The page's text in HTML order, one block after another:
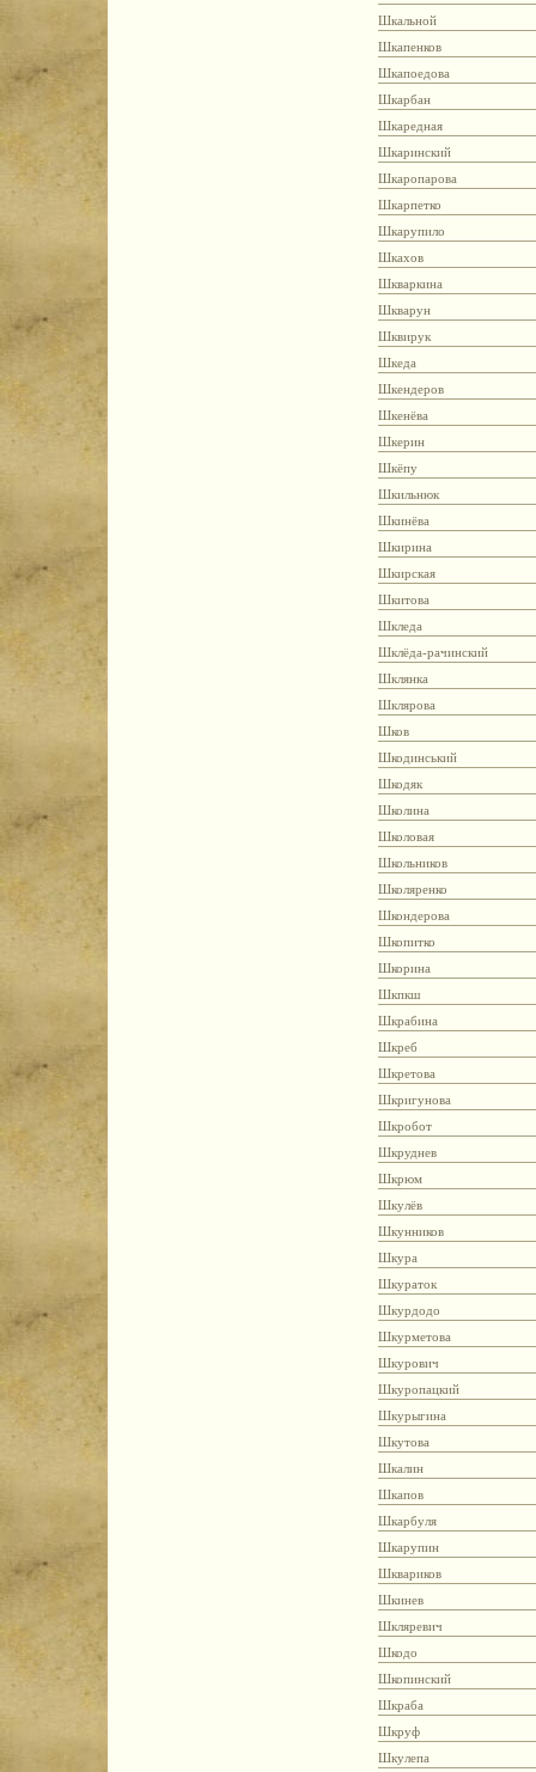
Шкальной
Шкапенков
Шкапоедова
Шкарбан
Шкаредная
Шкаринский
Шкаропарова
Шкарпетко
Шкарупило
Шкахов
Шкваркина
Шкварун
Шквирук
Шкеда
Шкендеров
Шкенёва
Шкерин
Шкёпу
Шкильнюк
Шкинёва
Шкирина
Шкирская
Шкитова
Шкледа
Шклёда-рачинский
Шклянка
Шклярова
Шков
Шкодинський
Шкодяк
Школина
Школовая
Школьников
Школяренко
Шкондерова
Шкопитко
Шкорина
Шкпкш
Шкрабина
Шкреб
Шкретова
Шкригунова
Шкробот
Шкруднев
Шкрюм
Шкулёв
Шкунников
Шкура
Шкураток
Шкурдодо
Шкурметова
Шкурович
Шкуропацкий
Шкурыгина
Шкутова
Шкалин
Шкапов
Шкарбуля
Шкарупин
Шквариков
Шкинев
Шкляревич
Шкодо
Шкопинский
Шкраба
Шкруф
Шкулепа